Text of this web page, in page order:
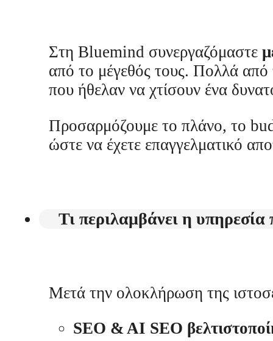
Στη Bluemind συνεργαζόμαστε
από το μέγεθός τους. Πολλά από
που ήθελαν να χτίσουν ένα
Προσαρμόζουμε το πλάνο, το
ώστε να έχετε επαγγελματικό
Τι περιλαμβάνει η
Μετά την ολοκλήρωση της
SEO & AI SEO